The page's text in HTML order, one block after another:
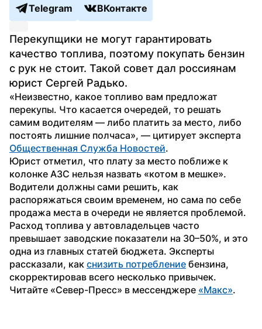
Telegram
ВКонтакте
Перекупщики не могут гарантировать
качество топлива, поэтому покупать бензин
с рук не стоит. Такой совет дал россиянам
юрист Сергей Радько.
«Неизвестно, какое топливо вам предложат
перекупы. Что касается очередей, то решать
самим водителям — либо платить за место, либо
Общественная Служба Новостей.
Юрист отметил, что плату за место поближе к
колонке АЗС нельзя назвать «котом в мешке».
Водители должны сами решить, как
распоряжаться своим временем, но сама по себе
продажа места в очереди не является проблемой.
Расход топлива у автовладельцев часто
превышает заводские показатели на 30–50%, и это
одна из главных статей бюджета. Эксперты
рассказали, как снизить потребление бензина,
скорректировав всего несколько привычек.
Читайте «Север-Пресс» в мессенджере «Макс».